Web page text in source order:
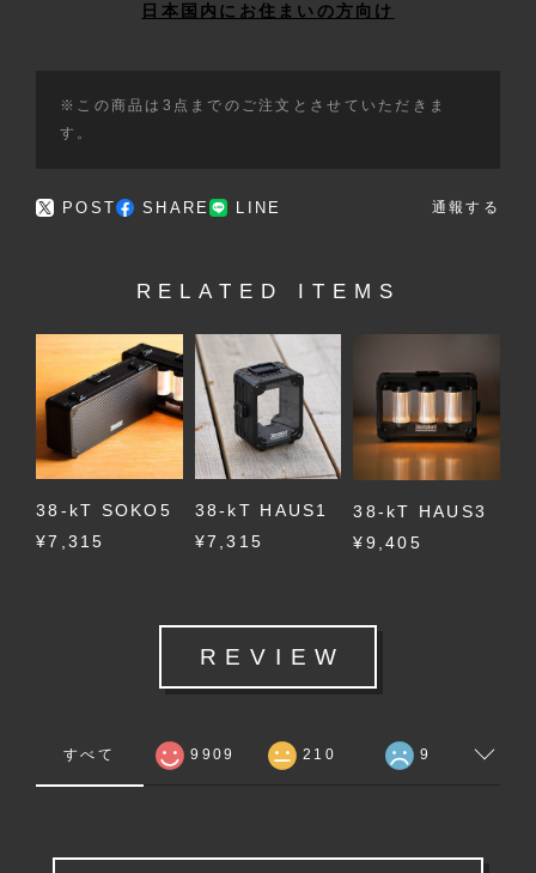
日本国内にお住まいの方向け
※この商品は3点までのご注文とさせていただきま
す。
POST SHARE LINE 通報する
RELATED ITEMS
38-kT SOKO5
¥7,315
38-kT HAUS1
¥7,315
38-kT HAUS3
¥9,405
REVIEW
すべて 9909 210 9